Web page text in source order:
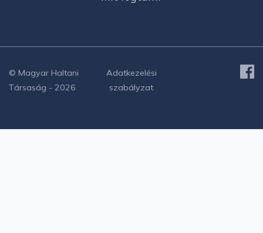
© Magyar Haltani
Társaság - 2026
Adatkezelési
szabályzat